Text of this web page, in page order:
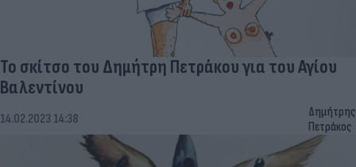
Το σκίτσο του Δημήτρη Πετράκου για του Αγίου
Βαλεντίνου
14.02.2023 14:38
Δημήτρης
Πετράκος